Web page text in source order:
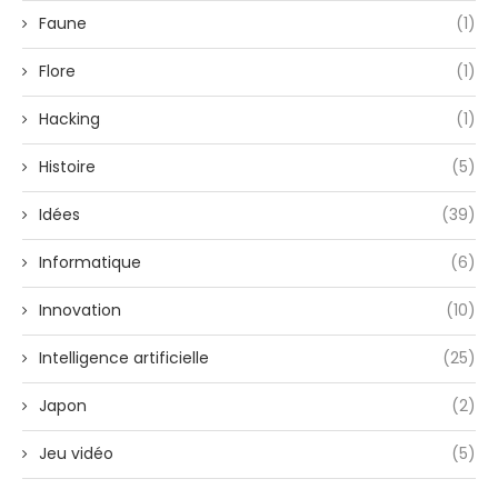
Faune (1)
Flore (1)
Hacking (1)
Histoire (5)
Idées (39)
Informatique (6)
Innovation (10)
Intelligence artificielle (25)
Japon (2)
Jeu vidéo (5)